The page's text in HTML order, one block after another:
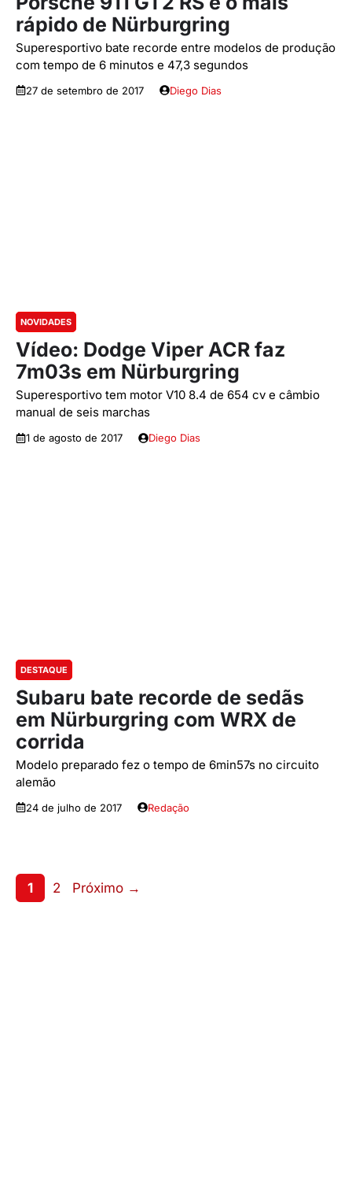
rápido de Nürburgring
Superesportivo bate recorde entre modelos de produção
com tempo de 6 minutos e 47,3 segundos
27 de setembro de 2017 Diego Dias
NOVIDADES
Vídeo: Dodge Viper ACR faz
7m03s em Nürburgring
Superesportivo tem motor V10 8.4 de 654 cv e câmbio
manual de seis marchas
1 de agosto de 2017 Diego Dias
DESTAQUE
Subaru bate recorde de sedãs
em Nürburgring com WRX de
corrida
Modelo preparado fez o tempo de 6min57s no circuito
alemão
24 de julho de 2017 Redação
Page
1 Page
2 Próximo →